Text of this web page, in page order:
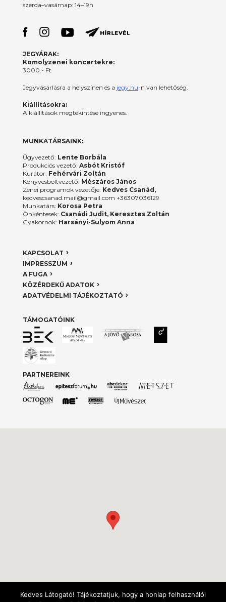
szerda–vasárnap: 14–19h
JEGYÁRAK:
Komolyzenei koncertekre:
3000.- Ft
Jegyvásárlásra a helyszínen és a jegy.hu-n van lehetőség.
Kiállításokra:
A kiállítások megtekintése ingyenes.
MUNKATÁRSAINK:
Ügyvezető: Lente Borbála
Produkciós vezető: Asbót Kristóf
Kurátor: Fehérvári Zoltán
Könyvesboltvezető: Mészáros János
Zenei programok vezetője: Kedves Csanád,
kedvescsanad.mail@gmail.com +36307036129
Munkatárs: Korosa Petra
Önkéntesek: Csanádi Judit, Keresztes Zoltán
Gyakornok: Harsányi-Sulyom Anna
KAPCSOLAT
IMPRESSZUM
A FUGA
KÖZÉRDEKŰ ADATOK
ADATVÉDELMI TÁJÉKOZTATÓ
TÁMOGATÓINK
PARTNEREINK
Kedves Látogató! Tájékoztatjuk, hogy a honlap felhasználói